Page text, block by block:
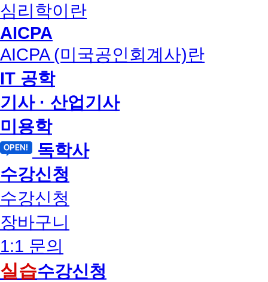
심리학이란
AICPA
AICPA (미국공인회계사)란
IT 공학
기사 · 산업기사
미용학
독학사
수강신청
수강신청
장바구니
1:1 문의
실습수강신청